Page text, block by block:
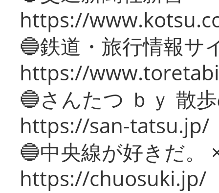
https://
🔵鉄道・旅行情報サ
https://
🔵さんたつ ｂｙ 散
https://san-tatsu.jp/
🔵中央線が好きだ。
https://chuosuki.jp/